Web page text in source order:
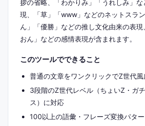
拶の省略、「わかりみ」「うれしみ」
現、「草」「www」などのネットスラ
ん」「優勝」などの推し文化由来の表
おん」などの感情表現が含まれます。
このツールでできること
普通の文章をワンクリックでZ世代
3段階のZ世代レベル（ちょいZ・ガ
ス）に対応
100以上の語彙・フレーズ変換パタ